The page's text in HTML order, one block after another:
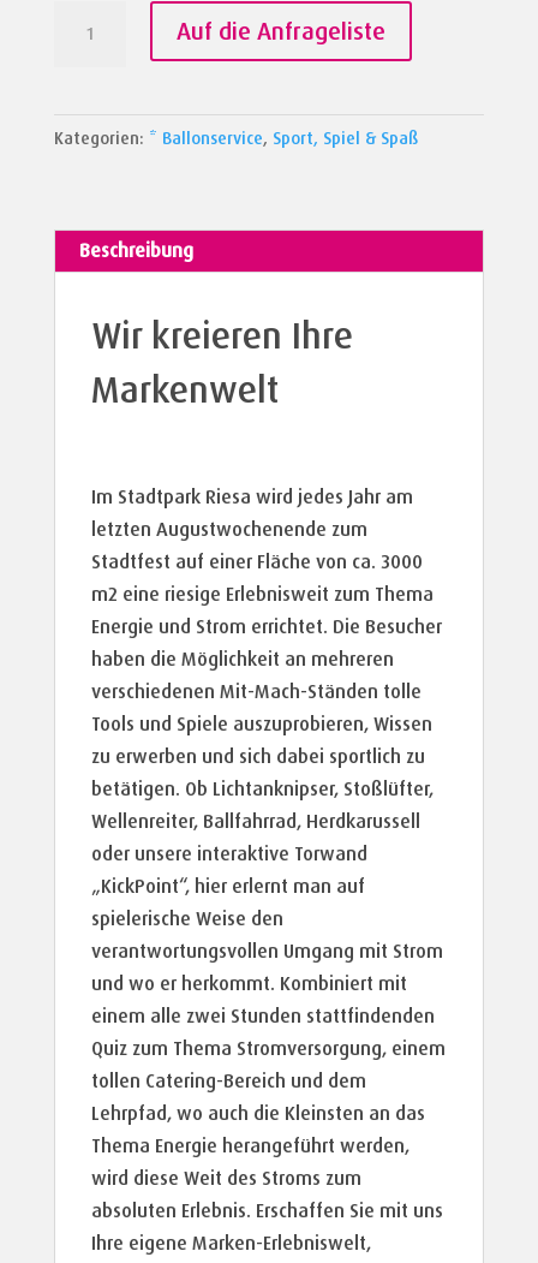
Auf die Anfrageliste
Kategorien: * Ballonservice, Sport, Spiel & Spaß
Beschreibung
Wir kreieren Ihre
Markenwelt
Im Stadtpark Riesa wird jedes Jahr am
letzten Augustwochenende zum
Stadtfest auf einer Fläche von ca. 3000
m2 eine riesige Erlebnisweit zum Thema
Energie und Strom errichtet. Die Besucher
haben die Möglichkeit an mehreren
verschiedenen Mit-Mach-Ständen tolle
Tools und Spiele auszuprobieren, Wissen
zu erwerben und sich dabei sportlich zu
betätigen. Ob Lichtanknipser, Stoßlüfter,
Wellenreiter, Ballfahrrad, Herdkarussell
oder unsere interaktive Torwand
„KickPoint“, hier erlernt man auf
spielerische Weise den
verantwortungsvollen Umgang mit Strom
und wo er herkommt. Kombiniert mit
einem alle zwei Stunden stattfindenden
Quiz zum Thema Stromversorgung, einem
tollen Catering-Bereich und dem
Lehrpfad, wo auch die Kleinsten an das
Thema Energie herangeführt werden,
wird diese Weit des Stroms zum
absoluten Erlebnis. Erschaffen Sie mit uns
Ihre eigene Marken-Erlebniswelt,